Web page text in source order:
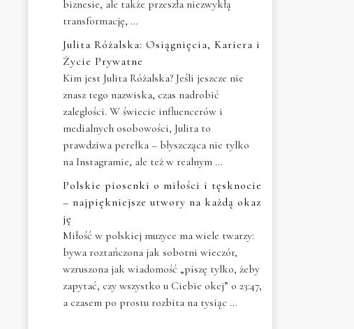
biznesie, ale także przeszła niezwykłą
transformację, …
Julita Różalska: Osiągnięcia, Kariera i
Życie Prywatne
Kim jest Julita Różalska? Jeśli jeszcze nie
znasz tego nazwiska, czas nadrobić
zaległości. W świecie influencerów i
medialnych osobowości, Julita to
prawdziwa perełka – błyszcząca nie tylko
na Instagramie, ale też w realnym …
Polskie piosenki o miłości i tęsknocie
– najpiękniejsze utwory na każdą okaz
ję
Miłość w polskiej muzyce ma wiele twarzy:
bywa roztańczona jak sobotni wieczór,
wzruszona jak wiadomość „piszę tylko, żeby
zapytać, czy wszystko u Ciebie okej” o 23:47,
a czasem po prostu rozbita na tysiąc …